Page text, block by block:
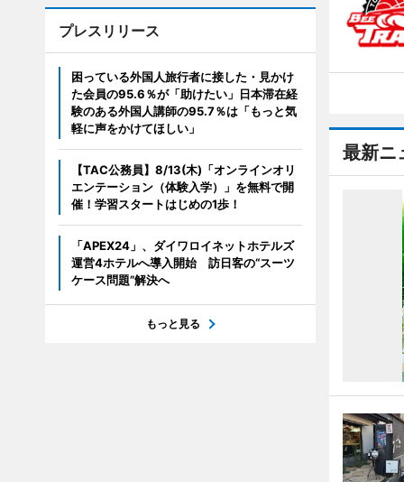
最新ニ
プレスリリース
困っている外国人旅行者に接した・見かけ
た会員の95.6％が「助けたい」日本滞在経
験のある外国人講師の95.7％は「もっと気
軽に声をかけてほしい」
【TAC公務員】8/13(木)「オンラインオリ
エンテーション（体験入学）」を無料で開
催！学習スタートはじめの1歩！
「APEX24」、ダイワロイネットホテルズ
運営4ホテルへ導入開始 訪日客の“スーツ
ケース問題”解決へ
もっと見る